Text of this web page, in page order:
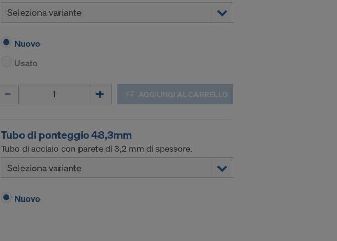
Seleziona variante
Nuovo
Usato
AGGIUNGI AL CARRELLO
Tubo di ponteggio 48,3mm
Tubo di acciaio con parete di 3,2 mm di spessore.
Seleziona variante
Nuovo